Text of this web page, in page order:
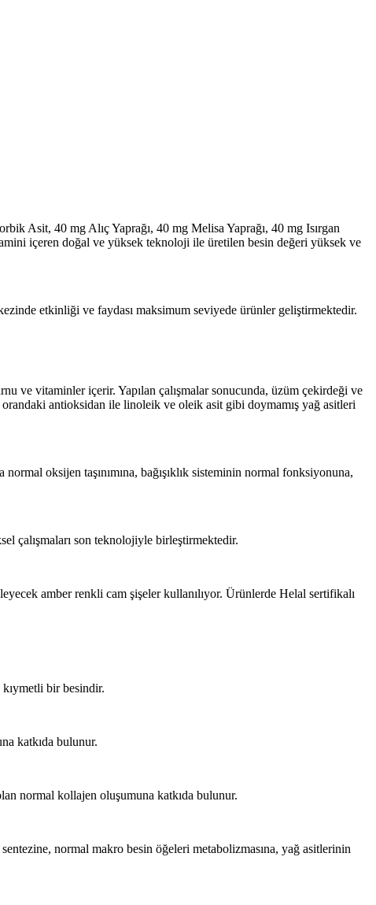
Asit, 40 mg Alıç Yaprağı, 40 mg Melisa Yaprağı, 40 mg Isırgan
içeren doğal ve yüksek teknoloji ile üretilen besin değeri yüksek ve
etkinliği ve faydası maksimum seviyede ürünler geliştirmektedir.
ve vitaminler içerir. Yapılan çalışmalar sonucunda, üzüm çekirdeği ve
antioksidan ile linoleik ve oleik asit gibi doymamış yağ asitleri
oksijen taşınımına, bağışıklık sisteminin normal fonksiyonuna,
çalışmaları son teknolojiyle birleştirmektedir.
amber renkli cam şişeler kullanılıyor. Ürünlerde Helal sertifikalı
bir besindir.
katkıda bulunur.
normal kollajen oluşumuna katkıda bulunur.
normal makro besin öğeleri metabolizmasına, yağ asitlerinin